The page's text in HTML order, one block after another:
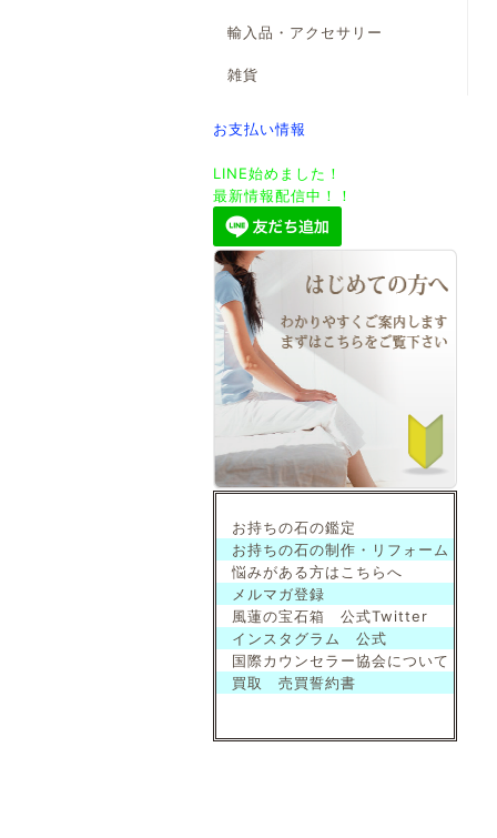
輸入品・アクセサリー
雑貨
お支払い情報
LINE始めました！
最新情報配信中！！
お持ちの石の鑑定
お持ちの石の制作・リフォーム
悩みがある方はこちらへ
メルマガ登録
風蓮の宝石箱 公式Twitter
インスタグラム 公式
国際カウンセラー協会について
買取 売買誓約書